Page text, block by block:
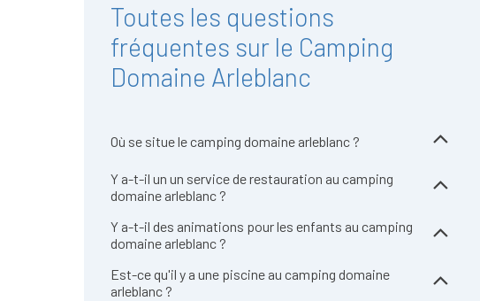
Toutes les questions
fréquentes sur le Camping
Domaine Arleblanc
Où se situe le camping domaine arleblanc ?
Y a-t-il un un service de restauration au camping
domaine arleblanc ?
Y a-t-il des animations pour les enfants au camping
domaine arleblanc ?
Est-ce qu'il y a une piscine au camping domaine
arleblanc ?